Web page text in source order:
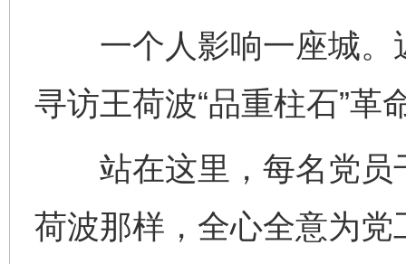
一个人影响一座城。
寻访王荷波“品重柱石”革
站在这里，每名党员
荷波那样，全心全意为